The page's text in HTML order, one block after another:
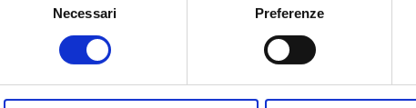
raccogliere informazioni sulla tua posizione geografica,
digitali).
modificare o ritirare il tuo consenso in qualsiasi momento dalla
Necessari Preferenze